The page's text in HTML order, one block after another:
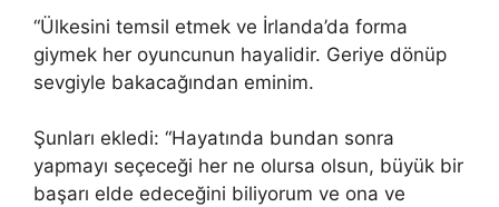
“Ülkesini temsil etmek ve İrlanda’da forma
giymek her oyuncunun hayalidir. Geriye dönüp
sevgiyle bakacağından eminim.
Şunları ekledi: “Hayatında bundan sonra
yapmayı seçeceği her ne olursa olsun, büyük bir
başarı elde edeceğini biliyorum ve ona ve